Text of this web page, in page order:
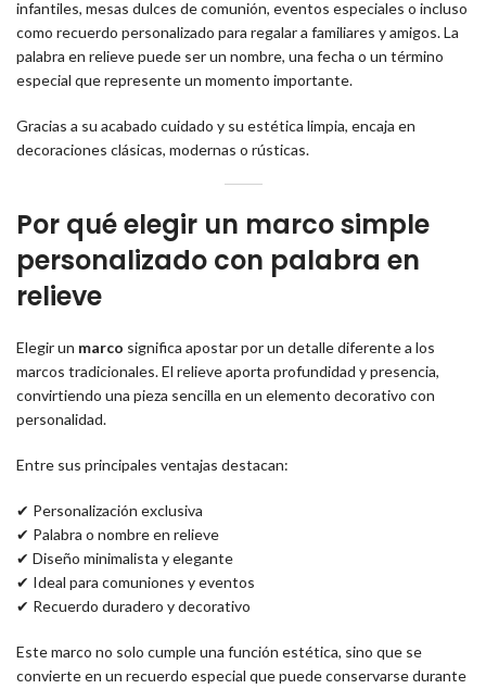
infantiles, mesas dulces de comunión, eventos especiales o incluso
como recuerdo personalizado para regalar a familiares y amigos. La
palabra en relieve puede ser un nombre, una fecha o un término
especial que represente un momento importante.
Gracias a su acabado cuidado y su estética limpia, encaja en
decoraciones clásicas, modernas o rústicas.
Por qué elegir un marco simple
personalizado con palabra en
relieve
Elegir un marco significa apostar por un detalle diferente a los
marcos tradicionales. El relieve aporta profundidad y presencia,
convirtiendo una pieza sencilla en un elemento decorativo con
personalidad.
Entre sus principales ventajas destacan:
✔ Personalización exclusiva
✔ Palabra o nombre en relieve
✔ Diseño minimalista y elegante
✔ Ideal para comuniones y eventos
✔ Recuerdo duradero y decorativo
Este marco no solo cumple una función estética, sino que se
convierte en un recuerdo especial que puede conservarse durante